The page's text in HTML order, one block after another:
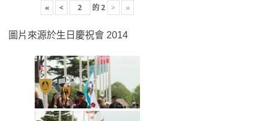
« < 的2 > »
圖片來源於生日慶祝會 2014